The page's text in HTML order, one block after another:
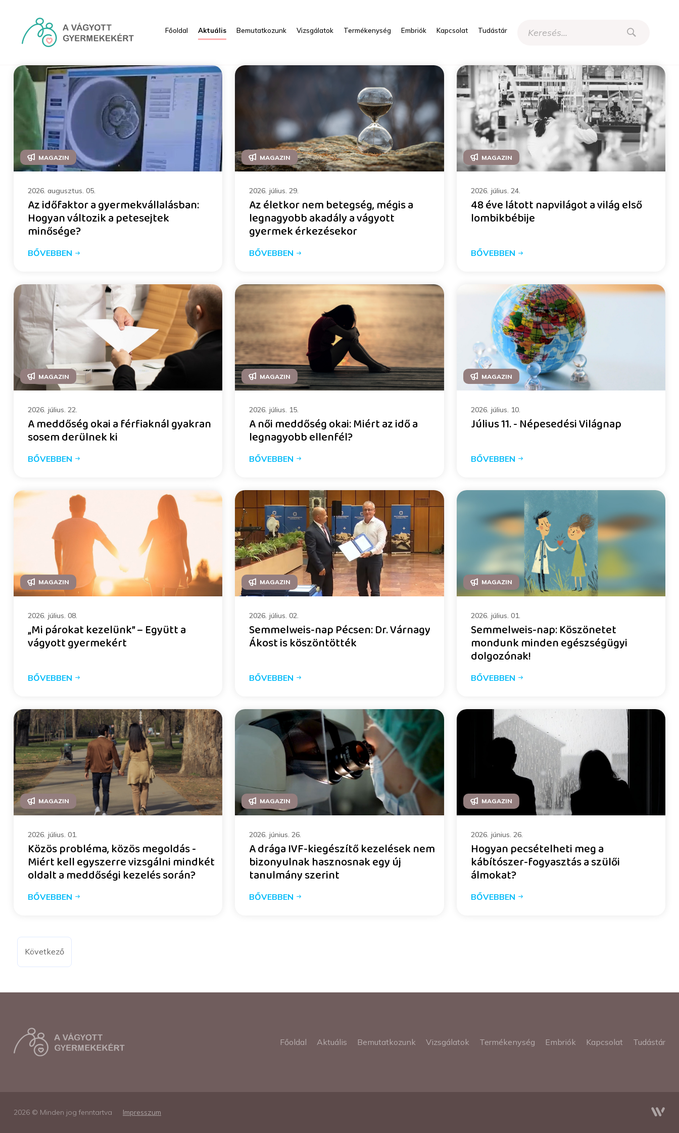
Főoldal Aktuális Bemutatkozunk Vizsgálatok Termékenység Embriók Kapcsolat Tudástár
Rendezvények - HRI
MAGAZIN
2026. augusztus. 05.
Az időfaktor a gyermekvállalásban:
Hogyan változik a petesejtek
minősége?
BŐVEBBEN
MAGAZIN
2026. július. 29.
Az életkor nem betegség, mégis a
legnagyobb akadály a vágyott
gyermek érkezésekor
BŐVEBBEN
MAGAZIN
2026. július. 24.
48 éve látott napvilágot a világ első
lombikbébije
BŐVEBBEN
MAGAZIN
2026. július. 22.
A meddőség okai a férfiaknál gyakran
sosem derülnek ki
BŐVEBBEN
MAGAZIN
2026. július. 15.
A női meddőség okai: Miért az idő a
legnagyobb ellenfél?
BŐVEBBEN
MAGAZIN
2026. július. 10.
Július 11. - Népesedési Világnap
BŐVEBBEN
MAGAZIN
2026. július. 08.
„Mi párokat kezelünk” – Együtt a
vágyott gyermekért
BŐVEBBEN
MAGAZIN
2026. július. 02.
Semmelweis-nap Pécsen: Dr. Várnagy
Ákost is köszöntötték
BŐVEBBEN
MAGAZIN
2026. július. 01.
Semmelweis-nap: Köszönetet
mondunk minden egészségügyi
dolgozónak!
BŐVEBBEN
MAGAZIN
2026. július. 01.
Közös probléma, közös megoldás -
Miért kell egyszerre vizsgálni mindkét
oldalt a meddőségi kezelés során?
BŐVEBBEN
MAGAZIN
2026. június. 26.
A drága IVF-kiegészítő kezelések nem
bizonyulnak hasznosnak egy új
tanulmány szerint
BŐVEBBEN
MAGAZIN
2026. június. 26.
Hogyan pecsételheti meg a
kábítószer-fogyasztás a szülői
álmokat?
BŐVEBBEN
Következő
Főoldal Aktuális Bemutatkozunk Vizsgálatok Termékenység Embriók Kapcsolat Tudástár
2026 © Minden jog fenntartva Impresszum